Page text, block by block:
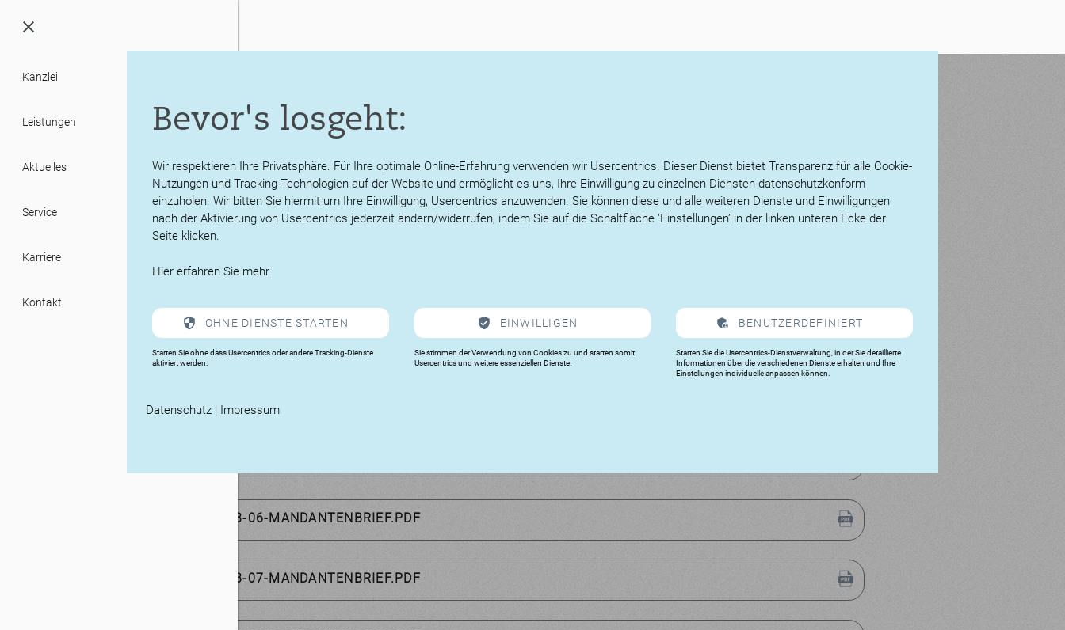
öffnen
Kanzlei
Leistungen
Aktuelles
Service
Karriere
Kontakt
Mandantenbriefe 2023
2023-01-MANDANTENBRIEF.PDF
2023-02-MANDANTENBRIEF.PDF
2023-03-MANDANTENBRIEF.PDF
2023-06-MANDANTENBRIEF.PDF
2023-07-MANDANTENBRIEF.PDF
Bevor's losgeht:
Wir respektieren Ihre Privatsphäre. Für Ihre optimale Online-Erfahrung verwenden wir Usercentrics. Dieser Dienst bietet Transparenz für alle Cookie-
Nutzungen und Tracking-Technologien auf der Website und ermöglicht es uns, Ihre Einwilligung zu einzelnen Diensten datenschutzkonform
einzuholen. Wir bitten Sie hiermit um Ihre Einwilligung, Usercentrics anzuwenden. Sie können diese und alle weiteren Dienste und Einwilligungen
nach der Aktivierung von Usercentrics jederzeit ändern/widerrufen, indem Sie auf die Schaltfläche ‘Einstellungen’ in der linken unteren Ecke der
Seite klicken.
Hier erfahren Sie mehr
OHNE DIENSTE STARTEN
Starten Sie ohne dass Usercentrics oder andere Tracking-Dienste
aktiviert werden.
EINWILLIGEN
Sie stimmen der Verwendung von Cookies zu und starten somit
Usercentrics und weitere essenziellen Dienste.
BENUTZERDEFINIERT
Starten Sie die Usercentrics-Dienstverwaltung, in der Sie detaillierte
Informationen über die verschiedenen Dienste erhalten und Ihre
Einstellungen individuelle anpassen können.
Datenschutz | Impressum